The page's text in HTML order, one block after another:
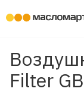
Filter